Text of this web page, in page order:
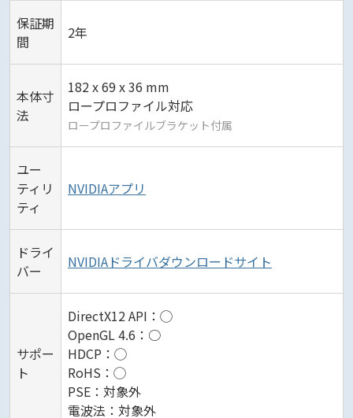
保証期
間
2年
本体寸
法
182 x 69 x 36 mm
ロープロファイル対応
ロープロファイルブラケット付属
ユー
ティリ
ティ
NVIDIAアプリ
ドライ
バー
NVIDIAドライバダウンロードサイト
サポー
ト
DirectX12 API：◯
OpenGL 4.6：○
HDCP：◯
RoHS：◯
PSE：対象外
電波法：対象外